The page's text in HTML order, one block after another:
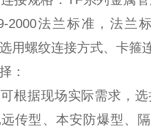
2000法兰标准 ，法兰
用螺纹连接方式、卡箍
：
根据现场实际需求，
传型、本安防爆型、